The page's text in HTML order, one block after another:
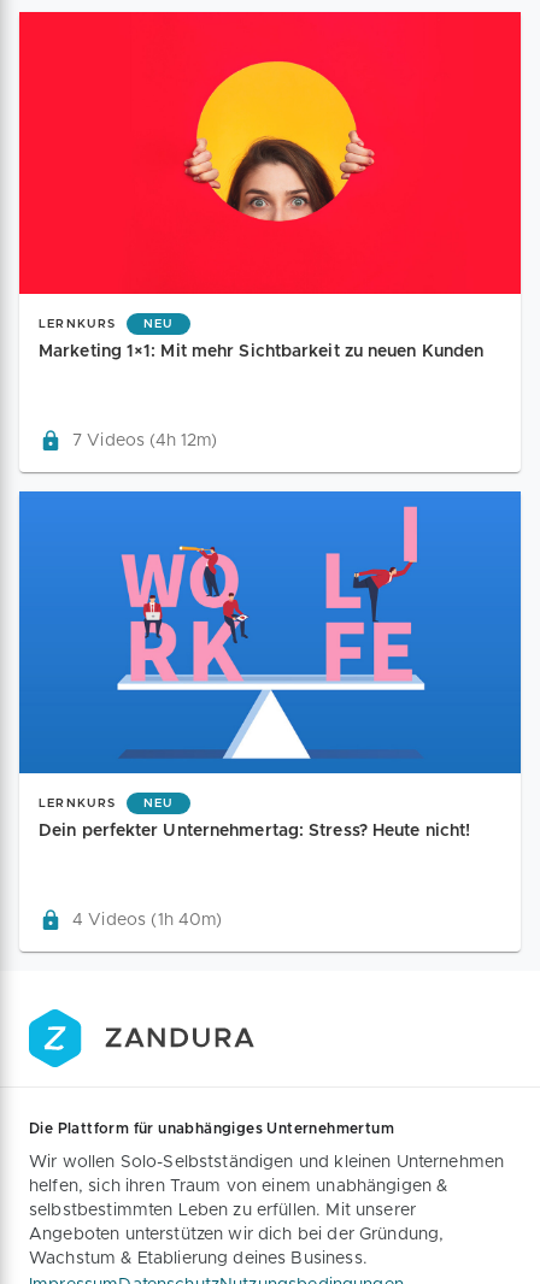
LERNKURS NEU
Marketing 1×1: Mit mehr Sichtbarkeit zu neuen Kunden
7 Videos (4h 12m)
LERNKURS NEU
Dein perfekter Unternehmertag: Stress? Heute nicht!
4 Videos (1h 40m)
Die Plattform für unabhängiges Unternehmertum
Wir wollen Solo-Selbstständigen und kleinen Unternehmen
helfen, sich ihren Traum von einem unabhängigen &
selbstbestimmten Leben zu erfüllen. Mit unserer
Angeboten unterstützen wir dich bei der Gründung,
Wachstum & Etablierung deines Business.